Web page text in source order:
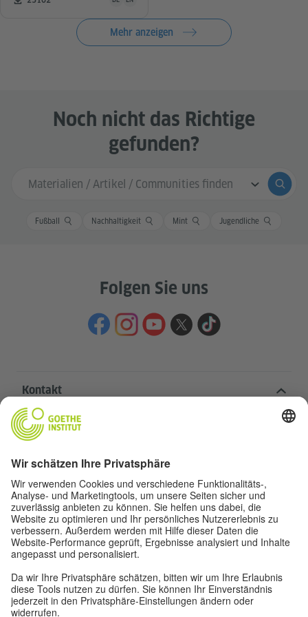
Mehr anzeigen
Noch nicht das Richtige
gefunden?
Sucheingabe
Fußball Nachhaltigkeit Mint Jugendliche
Folgen Sie uns
Kontakt
Goethe-Institut Zentrale
Oskar von Miller-Ring 18
80333 München
deutschstunde@goethe.de
Hilfreiche Links
Weitere Websites
Datenschutz und Barrierefreiheit